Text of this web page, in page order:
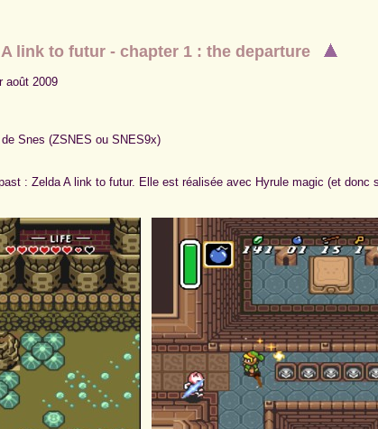
link to futur - chapter 1 : the departure
août 2009
Snes (ZSNES ou SNES9x)
: Zelda A link to futur. Elle est réalisée avec Hyrule magic (et donc